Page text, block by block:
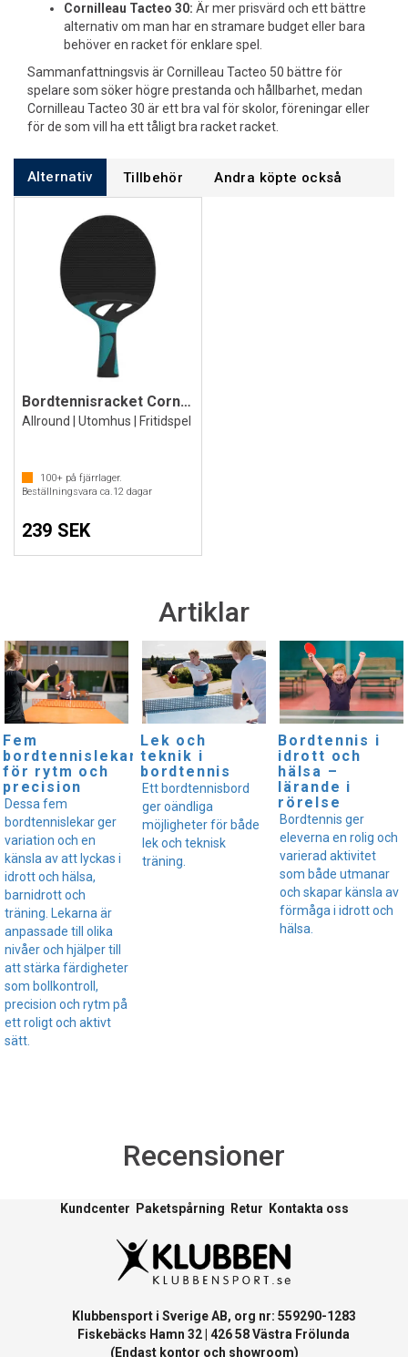
Cornilleau Tacteo 30: Är mer prisvärd och ett bättre
alternativ om man har en stramare budget eller bara
behöver en racket för enklare spel.
Sammanfattningsvis är Cornilleau Tacteo 50 bättre för
spelare som söker högre prestanda och hållbarhet, medan
Cornilleau Tacteo 30 är ett bra val för skolor, föreningar eller
för de som vill ha ett tåligt bra racket racket.
Alternativ Tillbehör Andra köpte också
Bordtennisracket Cornilleau Tacteo 50
Allround | Utomhus | Fritidspel
100+ på fjärrlager.
Beställningsvara ca.12 dagar
239 SEK
Artiklar
Fem
bordtennislekar
för rytm och
precision
Dessa fem
bordtennislekar ger
variation och en
känsla av att lyckas i
idrott och hälsa,
barnidrott och
träning. Lekarna är
anpassade till olika
nivåer och hjälper till
att stärka färdigheter
som bollkontroll,
precision och rytm på
ett roligt och aktivt
sätt.
Lek och
teknik i
bordtennis
Ett bordtennisbord
ger oändliga
möjligheter för både
lek och teknisk
träning.
Bordtennis i
idrott och
hälsa –
lärande i
rörelse
Bordtennis ger
eleverna en rolig och
varierad aktivitet
som både utmanar
och skapar känsla av
förmåga i idrott och
hälsa.
Recensioner
Kundcenter Paketspårning Retur Kontakta oss
Klubbensport i Sverige AB, org nr: 559290-1283
Fiskebäcks Hamn 32 | 426 58 Västra Frölunda
(Endast kontor och showroom)